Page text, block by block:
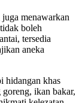
menawarkan
boleh
tersedia
aneka
hidangan khas
ikan bakar,